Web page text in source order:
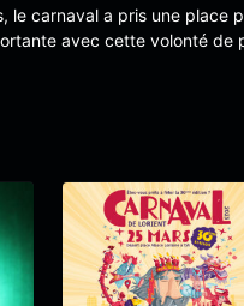
le carnaval a pris une
avec cette volonté de